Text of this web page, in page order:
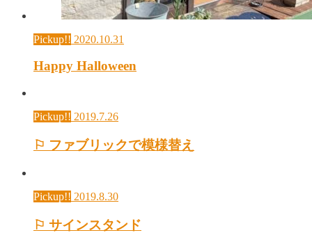
Pickup!! 2020.10.31
Happy Halloween
Pickup!! 2019.7.26
⚐ ファブリックで模様替え
Pickup!! 2019.8.30
⚐ サインスタンド